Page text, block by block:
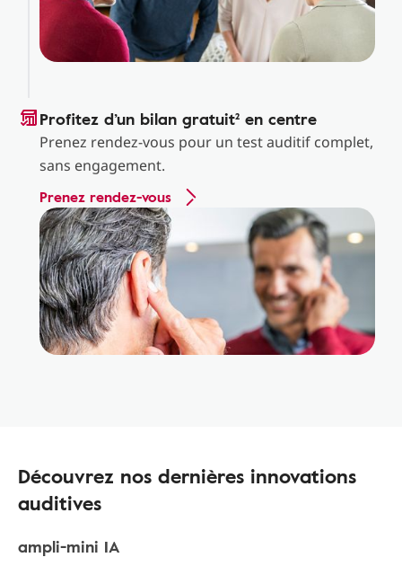
Profitez d’un bilan gratuit² en centre
Prenez rendez-vous pour un test auditif complet,
sans engagement.
Prenez rendez-vous
Découvrez nos dernières innovations
auditives
ampli-mini IA